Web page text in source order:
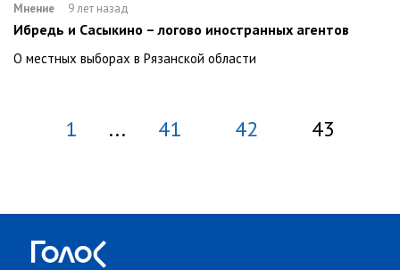
Мнение 9 лет назад
Ибредь и Сасыкино – логово иностранных агентов
О местных выборах в Рязанской области
1 ... 41 42 43